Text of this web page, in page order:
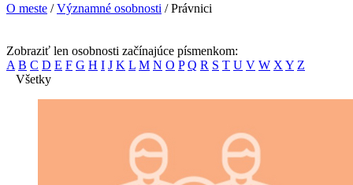
O meste /Významné osobnosti / Právnici
Zobraziť len osobnosti začínajúce písmenkom:
A B C D E F G H I J K L M N O P Q R S T U V W X Y Z
Všetky